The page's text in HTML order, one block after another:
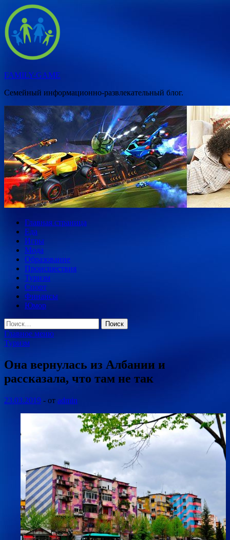
Перейти
содержимому
FAMILY-GAME
Семейный информационно-развлекательный блог.
Главная страница
Еда
Игры
Мода
Образование
Происшествия
Туризм
Спорт
Финансы
Юмор
Найти:
Главное меню
Туризм
Она вернулась из Албании и
рассказала, что там не так
23.03.2019 - от admin